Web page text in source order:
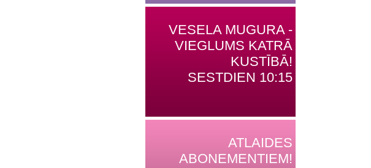
VESELA MUGURA -
VIEGLUMS KATRĀ
KUSTĪBĀ!
SESTDIEN 10:15
ATLAIDES
ABONEMENTIEM!